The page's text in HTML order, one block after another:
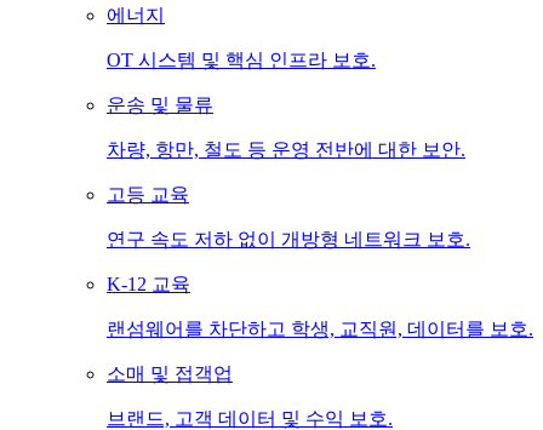
에너지
OT 시스템 및 핵심 인프라 보호.
운송 및 물류
차량, 항만, 철도 등 운영 전반에 대한 보안.
고등 교육
연구 속도 저하 없이 개방형 네트워크 보호.
K-12 교육
랜섬웨어를 차단하고 학생, 교직원, 데이터를 보호.
소매 및 접객업
브랜드, 고객 데이터 및 수익 보호.